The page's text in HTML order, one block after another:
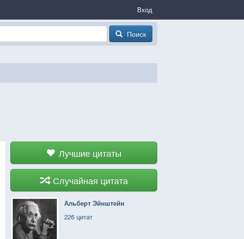
Вход
Поиск
Лучшие цитаты
Случайная цитата
Альберт Эйнштейн
226 цитат